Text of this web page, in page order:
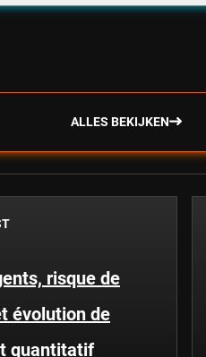
ALLES BEKIJKEN
risque de
évolution de
quantitatif